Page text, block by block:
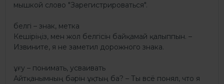
мышкой слово "Зарегистрироваться".
белгі – знак, метка
Кешіріңіз, мен жол белгісін байқамай қалыппын. –
Извините, я не заметил дорожного знака.
ұғу – понимать, усваивать
Айтқанымның бәрін ұқтың ба? – Ты всё понял, что я